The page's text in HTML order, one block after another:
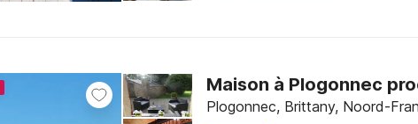
Maison à Plogonnec
Plogonnec, Brittany, Noord-